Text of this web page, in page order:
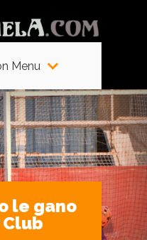
Menu
le gano
Club